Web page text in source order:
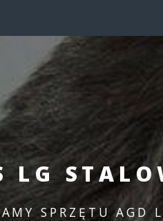
LG
SPRZĘTU AGD